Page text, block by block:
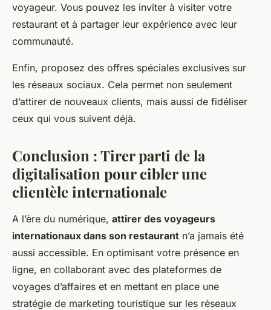
voyageur. Vous pouvez les inviter à visiter votre
restaurant et à partager leur expérience avec leur
communauté.
Enfin, proposez des offres spéciales exclusives sur
les réseaux sociaux. Cela permet non seulement
d’attirer de nouveaux clients, mais aussi de fidéliser
ceux qui vous suivent déjà.
Conclusion : Tirer parti de la
digitalisation pour cibler une
clientèle internationale
A l’ère du numérique, attirer des voyageurs
internationaux dans son restaurant n’a jamais été
aussi accessible. En optimisant votre présence en
ligne, en collaborant avec des plateformes de
voyages d’affaires et en mettant en place une
stratégie de marketing touristique sur les réseaux